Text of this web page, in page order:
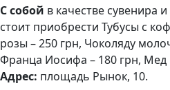
С собой в качестве сувенира
стоит приобрести Тубусы с
розы – 250 грн, Чоколяду
Франца Иосифа – 180 грн, Мед
Адрес: площадь Рынок, 10.